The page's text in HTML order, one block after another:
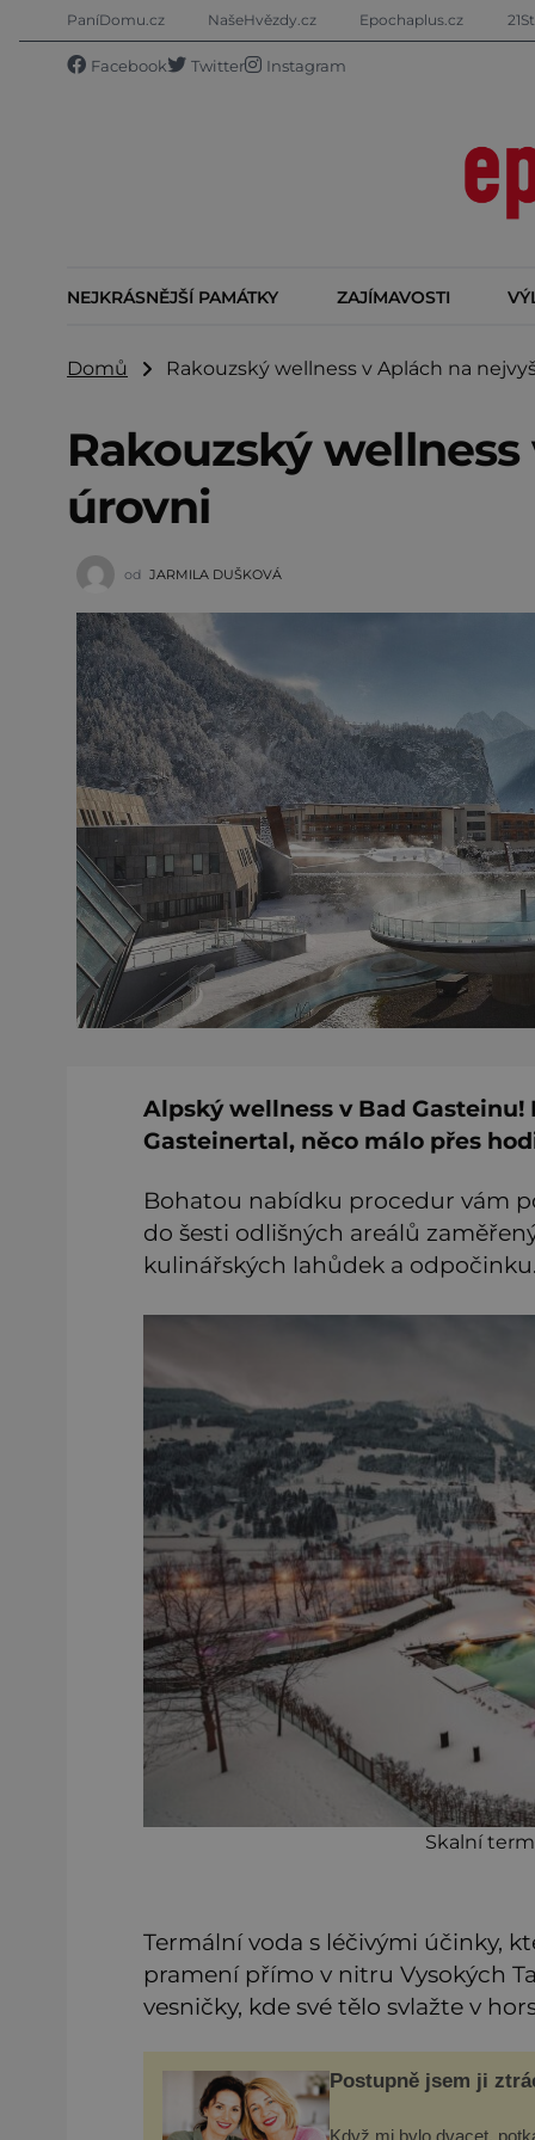
PaníDomu.cz NašeHvězdy.cz Epochaplus.cz
Facebook Twitter Instagram
NEJKRÁSNĚJŠÍ PAMÁTKY ZAJÍMAVOSTI
Domů Rakouzský wellness v Aplách na
Rakouzský
úrovni
od JARMILA DUŠKOVÁ
Alpský wellness v Bad
Gasteinertal, něco málo přes
Bohatou nabídku procedur vám
do šesti odlišných areálů
kulinářských lahůdek a odpočinku.
Skalní
Termální voda s léčivými účinky,
pramení přímo v nitru Vysokých
vesničky, kde své tělo svlažte v
Postupně jsem ji
Když mi bylo dvacet,